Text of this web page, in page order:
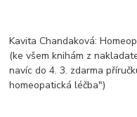
Kavita Chandaková:
(ke všem knihám z
navíc do 4. 3. zdarma
homeopatická léčba")